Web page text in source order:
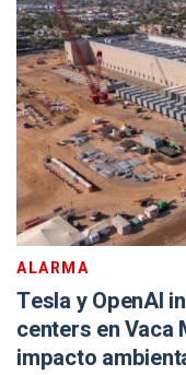
ALARMA
Tesla y OpenAI
centers en Vaca
impacto